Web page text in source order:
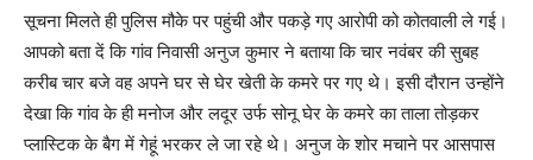
सूचना मिलते ही पुलिस मौके पर पहुंची और पकड़े गए आरोपी को कोतवाली ले गई।
आपको बता दें कि गांव निवासी अनुज कुमार ने बताया कि चार नवंबर की सुबह
करीब चार बजे वह अपने घर से घेर खेती के कमरे पर गए थे। इसी दौरान उन्होंने
देखा कि गांव के ही मनोज और लदूर उर्फ सोनू घेर के कमरे का ताला तोड़कर
प्लास्टिक के बैग में गेहूं भरकर ले जा रहे थे। अनुज के शोर मचाने पर आसपास